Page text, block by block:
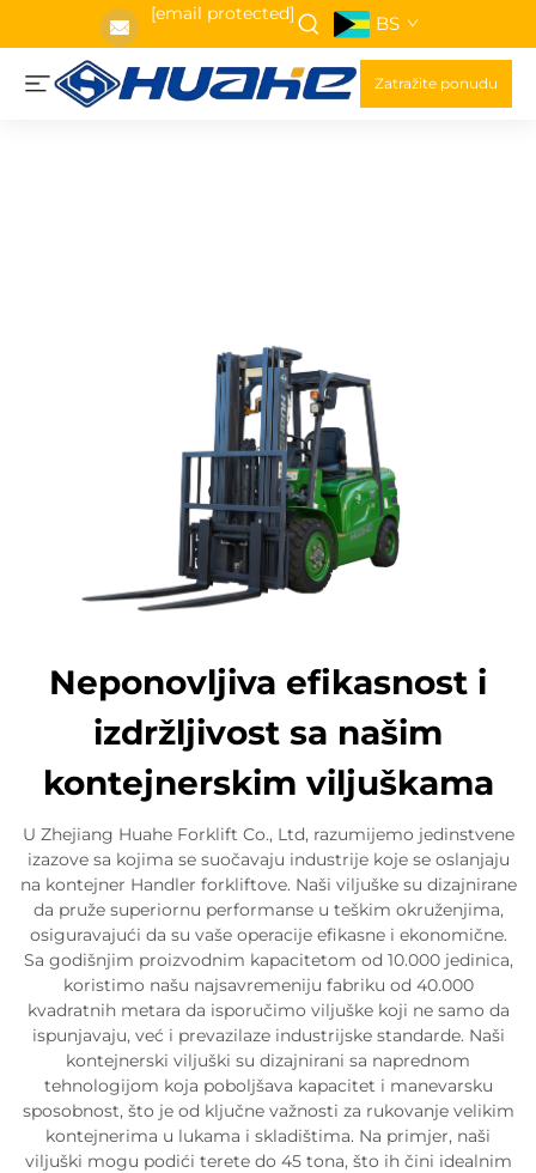
[email protected] BS
Zatražite ponudu
Neponovljiva efikasnost i
izdržljivost sa našim
kontejnerskim viljuškama
U Zhejiang Huahe Forklift Co., Ltd, razumijemo jedinstvene
izazove sa kojima se suočavaju industrije koje se oslanjaju
na kontejner Handler forkliftove. Naši viljuške su dizajnirane
da pruže superiornu performanse u teškim okruženjima,
osiguravajući da su vaše operacije efikasne i ekonomične.
Sa godišnjim proizvodnim kapacitetom od 10.000 jedinica,
koristimo našu najsavremeniju fabriku od 40.000
kvadratnih metara da isporučimo viljuške koji ne samo da
ispunjavaju, već i prevazilaze industrijske standarde. Naši
kontejnerski viljuški su dizajnirani sa naprednom
tehnologijom koja poboljšava kapacitet i manevarsku
sposobnost, što je od ključne važnosti za rukovanje velikim
kontejnerima u lukama i skladištima. Na primjer, naši
viljuški mogu podići terete do 45 tona, što ih čini idealnim